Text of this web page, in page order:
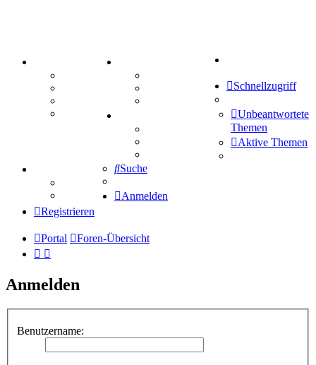
Mastodon
Treffenübersicht
Zitatesammlung
Schiffe versenken
Tipprunde
Comunio
Schnellzugriff
Unbeantwortete
Themen
Aktive Themen
Suche
Anmelden
Registrieren
Portal Foren-Übersicht
Anmelden
Benutzername: